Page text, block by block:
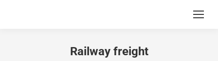
Railway freight